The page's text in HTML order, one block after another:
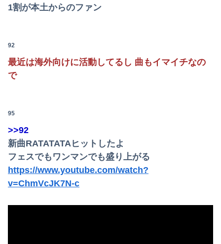
1割が本土からのファン
92
最近は海外向けに活動してるし 曲もイマイチなの
で
95
>>92
新曲RATATATAヒットしたよ
フェスでもワンマンでも盛り上がる
https://www.youtube.com/watch?
v=ChmVcJK7N-c